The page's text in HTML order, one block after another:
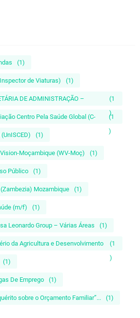
(1)
de Viaturas) (1)
DE ADMINISTRAÇÃO –
(1
)
Centro Pela Saúde Global (C-
(1
)
(1)
Moçambique (WV-Moç) (1)
Público (1)
Mozambique (1)
(m/f) (1)
Leonardo Group – Várias Áreas (1)
da Agricultura e Desenvolvimento
(1
)
(1)
De Emprego (1)
sobre o Orçamento Familiar”... (1)